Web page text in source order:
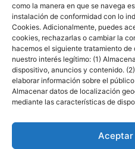
como la manera en que se navega
instalación de conformidad con lo
Cookies. Adicionalmente, puedes
cookies, rechazarlas o cambiar la
hacemos el siguiente tratamiento
nuestro interés legítimo: (1)
dispositivo, anuncios y contenido.
elaborar información sobre el
Almacenar datos de localización
mediante las características de
Cocinas Santos ©